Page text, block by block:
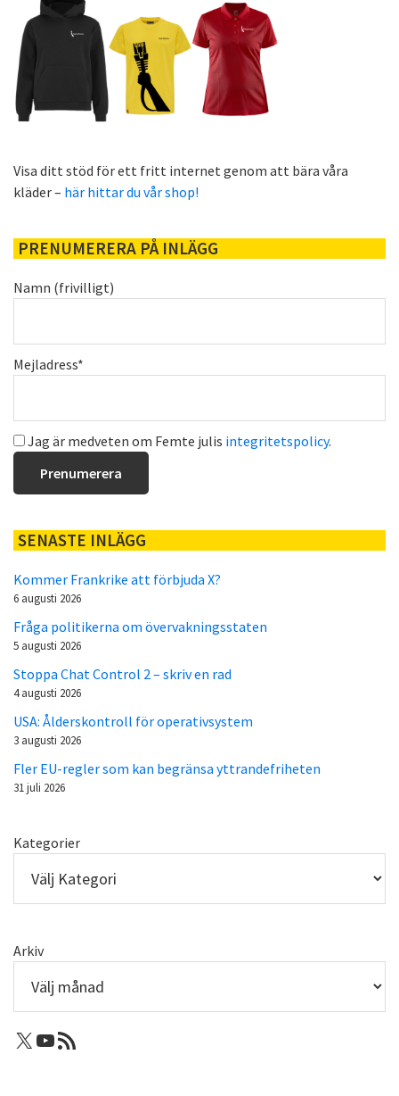
Visa ditt stöd för ett fritt internet genom att bära våra
kläder – här hittar du vår shop!
PRENUMERERA PÅ INLÄGG
Namn (frivilligt)
Mejladress*
Jag är medveten om Femte julis integritetspolicy.
SENASTE INLÄGG
Kommer Frankrike att förbjuda X?
6 augusti 2026
Fråga politikerna om övervakningsstaten
5 augusti 2026
Stoppa Chat Control 2 – skriv en rad
4 augusti 2026
USA: Ålderskontroll för operativsystem
3 augusti 2026
Fler EU-regler som kan begränsa yttrandefriheten
31 juli 2026
Kategorier
Arkiv
X: Femtejuli
Youtube
RSS-flöde